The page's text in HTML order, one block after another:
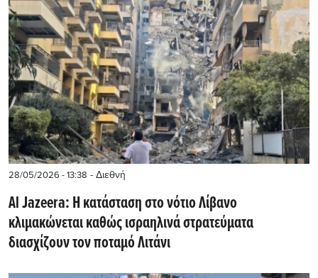
28/05/2026 - 13:38 - Διεθνή
Al Jazeera: Η κατάσταση στο νότιο Λίβανο
κλιμακώνεται καθώς ισραηλινά στρατεύματα
διασχίζουν τον ποταμό Λιτάνι